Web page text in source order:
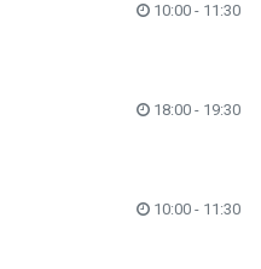
10:00 - 11:30
18:00 - 19:30
10:00 - 11:30